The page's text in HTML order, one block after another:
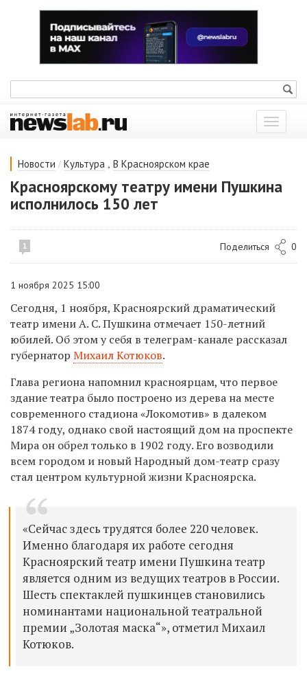
Показать
меню
Новости / Культура , В Красноярском крае
Красноярскому театру имени Пушкина
исполнилось 150 лет
1 Поделиться 0
1 ноября 2025 15:00
Сегодня, 1 ноября, Красноярский драматический
театр имени А. С. Пушкина отмечает 150-летний
юбилей. Об этом у себя в телеграм-канале рассказал
губернатор Михаил Котюков.
Глава региона напомнил красноярцам, что первое
здание театра было построено из дерева на месте
современного стадиона «Локомотив» в далеком
1874 году, однако свой настоящий дом на проспекте
Мира он обрел только в 1902 году. Его возводили
всем городом и новый Народный дом-театр сразу
стал центром культурной жизни Красноярска.
«Сейчас здесь трудятся более 220 человек.
Именно благодаря их работе сегодня
Красноярский театр имени Пушкина театр
является одним из ведущих театров в России.
Шесть спектаклей пушкинцев становились
номинантами национальной театральной
премии „Золотая маска“», отметил Михаил
Котюков.